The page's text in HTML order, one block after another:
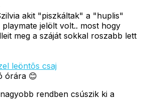
akit "piszkáltak" a "huplis"
jelölt volt.. most hogy
meg a száját sokkal roszabb lett
leöntõs csaj
órára 😊
rendben csúszik ki a